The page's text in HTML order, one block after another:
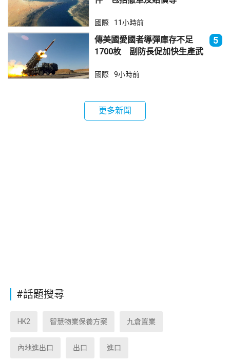
國際 11小時前
傳美國愛國者導彈庫存不足
1700枚 副防長促加快生產武
5
國際 9小時前
更多新聞
#話題搜尋
HK2 智慧物業保養方案 九倉置業
內地進出口 出口 進口